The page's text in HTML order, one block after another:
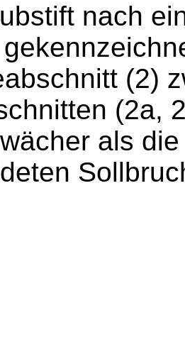
nach
(2)
(2a,
als